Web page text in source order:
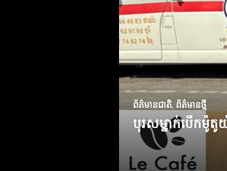
ព័ត៌មានជាតិ, ព័ត៌មានថ្មី
បុរសម្នាក់បើកម៉ូ